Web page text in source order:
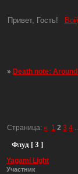
Привет, Гость!
»Death note:
Флуд [ 3 ]
Страница:« 1 2 3 4
Yagami Light
Участник